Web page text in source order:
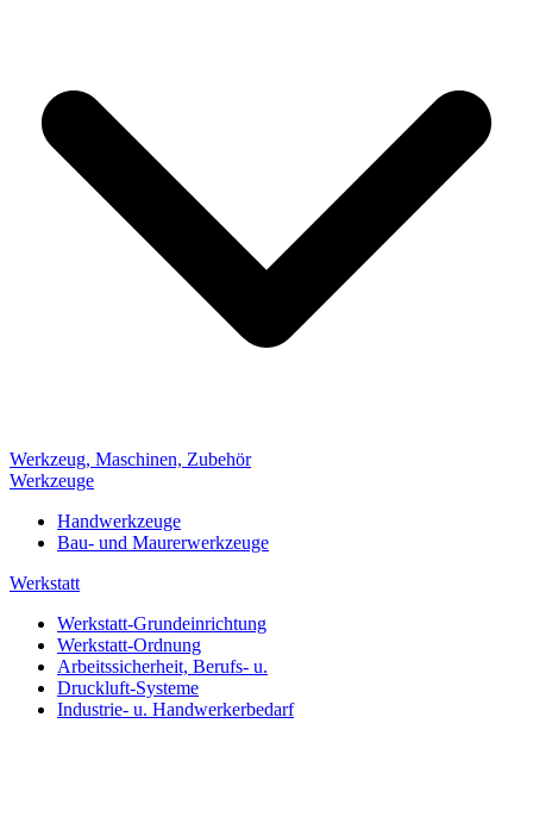
Werkzeug, Maschinen, Zubehör
Werkzeuge
Handwerkzeuge
Bau- und Maurerwerkzeuge
Werkstatt
Werkstatt-Grundeinrichtung
Werkstatt-Ordnung
Arbeitssicherheit, Berufs- u.
Druckluft-Systeme
Industrie- u. Handwerkerbedarf